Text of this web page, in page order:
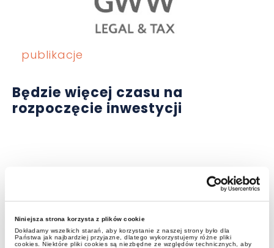
Niniejsza strona korzysta z plików cookie
Dokładamy wszelkich starań, aby korzystanie z naszej strony było dla
Państwa jak najbardziej przyjazne, dlatego wykorzystujemy różne pliki
cookies. Niektóre pliki cookies są niezbędne ze względów technicznych, aby
publikacje
Będzie więcej czasu na
rozpoczęcie inwestycji